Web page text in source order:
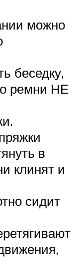
можно
беседку,
ремни НЕ
в
клинят и
сидит